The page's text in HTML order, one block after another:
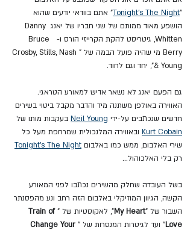
"
Tonight’s The Night" אתם בוודאי יודעים שהוא
הושפע מאוד ממותם של שני חבריו של יאנג Danny
Whitten, גיטריסט להקת הקרייזי הורס ו-  Bruce
Berry מי שהיה פועל הבמה של "Crosby, Stills, Nash
& Young", יחד וגם לחוד
.
גם הפעם יאנג לא נשאר אדיש למאורע הטראגי.
האווירה באולפן משתנה מיד והדבר מקבל ביטוי בשירים
חדשים שנכתבים על-ידי Neil Young בעקבות מותו של
Kurt Cobain ובאווירה המלנכולית שמרחפת מעל כל
שירי האלבום, ממש כמו באלבום Tonight’s The Night
רק בלי האלכוהול...
בשל העובדה שחלק מהשירים נכתבו לפני המאורע
הקשה, הגיוון המוזיקלי באלבום הזה רחב ונע מהפסנתר
השבור של "My Heart", לאקוסטיות של "Train of
Love" ועד לגיטרות המנסרות של " Change Your